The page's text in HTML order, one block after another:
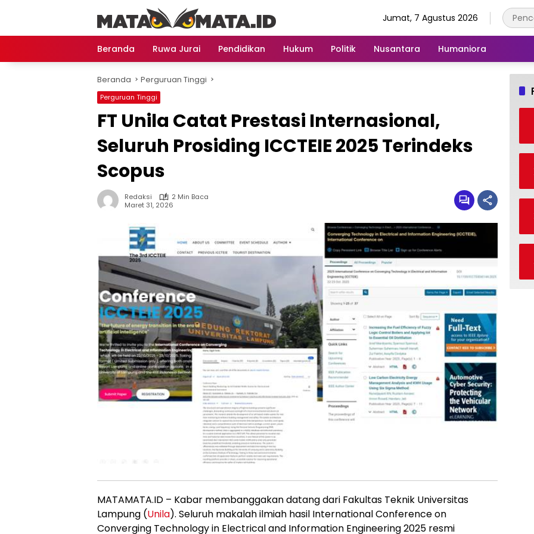
Jumat, 7 Agustus 2026
Beranda Ruwa Jurai Pendidikan Hukum Politik Nusantara Humaniora
Beranda Perguruan Tinggi
Perguruan Tinggi
FT Unila Catat Prestasi Internasional,
Seluruh Prosiding ICCTEIE 2025 Terindeks
Scopus
Redaksi
2 Min Baca
Maret 31, 2026
MATAMATA.ID – Kabar membanggakan datang dari Fakultas Teknik Universitas
Lampung (Unila). Seluruh makalah ilmiah hasil International Conference on
Converging Technology in Electrical and Information Engineering 2025 resmi